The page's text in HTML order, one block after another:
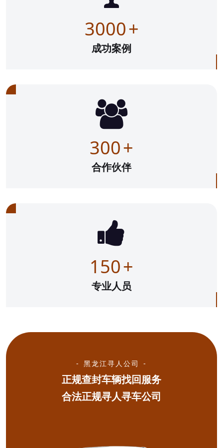
3000+
成功案例
300+
合作伙伴
150+
专业人员
黑龙江寻人公司
正规查封车辆找回服务
合法正规寻人寻车公司